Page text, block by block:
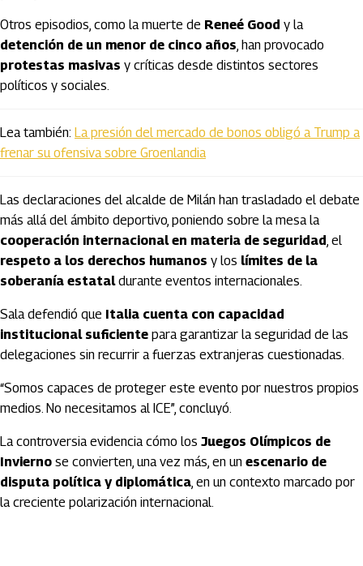
Otros episodios, como la muerte de Reneé Good y la
detención de un menor de cinco años, han provocado
protestas masivas y críticas desde distintos sectores
políticos y sociales.
Lea también: La presión del mercado de bonos obligó a Trump a
frenar su ofensiva sobre Groenlandia
Las declaraciones del alcalde de Milán han trasladado el debate
más allá del ámbito deportivo, poniendo sobre la mesa la
cooperación internacional en materia de seguridad, el
respeto a los derechos humanos y los límites de la
soberanía estataldurante eventos internacionales.
Sala defendió que Italia cuenta con capacidad
institucional suficiente para garantizar la seguridad de las
delegaciones sin recurrir a fuerzas extranjeras cuestionadas.
“Somos capaces de proteger este evento por nuestros propios
medios. No necesitamos al ICE”, concluyó.
La controversia evidencia cómo los Juegos Olímpicos de
Invierno se convierten, una vez más, en un escenario de
disputa política y diplomática, en un contexto marcado por
la creciente polarización internacional.